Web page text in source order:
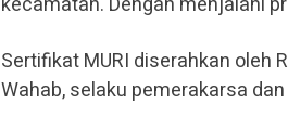
Sertifikat MURI diserahkan oleh
Wahab, selaku pemerakarsa